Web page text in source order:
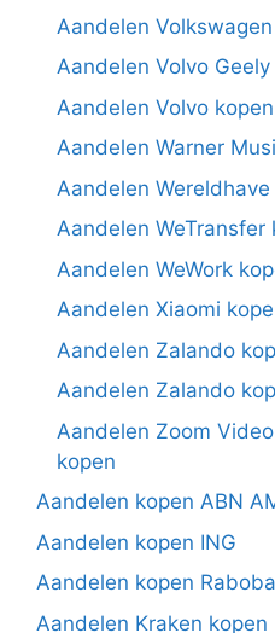
Aandelen
Aandelen Volvo Geely
Aandelen Volvo kopen
Aandelen Warner
Aandelen
Aandelen WeTransfer
Aandelen WeWork
Aandelen Xiaomi
Aandelen Zalando
Aandelen Zalando
Aandelen Zoom
kopen
Aandelen kopen ABN
Aandelen kopen ING
Aandelen kopen
Aandelen Kraken kopen